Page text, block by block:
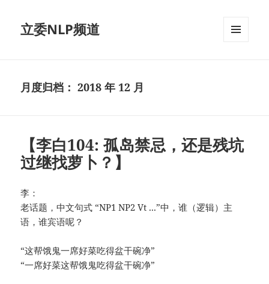
立委NLP频道
月度归档：2018 年 12 月
【李白104: 孤岛禁忌，还是残坑
过继找萝卜？】
李：
老话题，中文句式 “NP1 NP2 Vt ...”中，谁（逻辑）主
语，谁宾语呢？
“这帮饿鬼一席好菜吃得盆干碗净”
“一席好菜这帮饿鬼吃得盆干碗净”